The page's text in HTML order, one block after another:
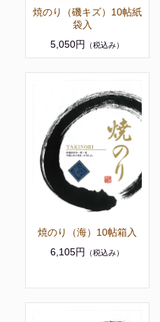
焼のり（磯キズ）10帖紙
袋入
5,050円
（税込み）
焼のり（海）10帖箱入
6,105円
（税込み）